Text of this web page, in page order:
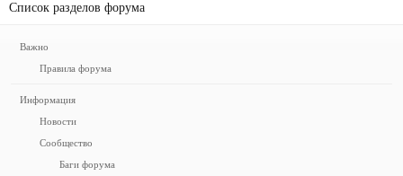
Список разделов форума
Важно
Правила форума
Информация
Новости
Сообщество
Баги форума